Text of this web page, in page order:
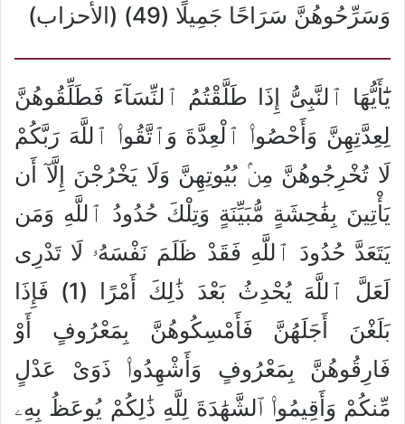
وَسَرِّحُوهُنَّ سَرَاحًا جَمِيلًا (49) (الأحزاب)
يَٰٓأَيُّهَا ٱلنَّبِىُّ إِذَا طَلَّقْتُمُ ٱلنِّسَآءَ فَطَلِّقُوهُنَّ
لِعِدَّتِهِنَّ وَأَحْصُوا۟ ٱلْعِدَّةَ وَٱتَّقُوا۟ ٱللَّهَ رَبَّكُمْ
لَا تُخْرِجُوهُنَّ مِنۢ بُيُوتِهِنَّ وَلَا يَخْرُجْنَ إِلَّآ أَن
يَأْتِينَ بِفَٰحِشَةٍ مُّبَيِّنَةٍ وَتِلْكَ حُدُودُ ٱللَّهِ وَمَن
يَتَعَدَّ حُدُودَ ٱللَّهِ فَقَدْ ظَلَمَ نَفْسَهُۥ لَا تَدْرِى
لَعَلَّ ٱللَّهَ يُحْدِثُ بَعْدَ ذَٰلِكَ أَمْرًا (1) فَإِذَا
بَلَغْنَ أَجَلَهُنَّ فَأَمْسِكُوهُنَّ بِمَعْرُوفٍ أَوْ
فَارِقُوهُنَّ بِمَعْرُوفٍ وَأَشْهِدُوا۟ ذَوَىْ عَدْلٍ
مِّنكُمْ وَأَقِيمُوا۟ ٱلشَّهَٰدَةَ لِلَّهِ ذَٰلِكُمْ يُوعَظُ بِهِۦ